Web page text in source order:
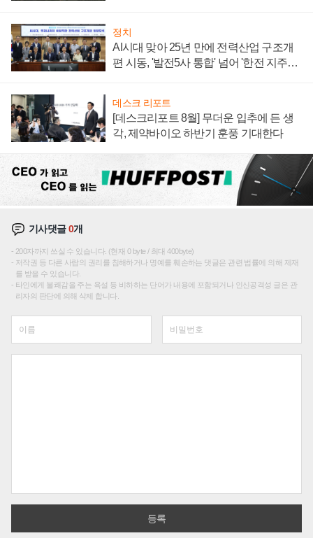
정치
AI시대 맞아 25년 만에 전력산업 구조개
편 시동, '발전5사 통합' 넘어 '한전 지주사'
데스크 리포트
[데스크리포트 8월] 무더운 입추에 든 생
각, 제약바이오 하반기 훈풍 기대한다
기사댓글0개
200자까지 쓰실 수 있습니다. (현재 0 byte / 최대 400byte)
저작권 등 다른 사람의 권리를 침해하거나 명예를 훼손하는 댓글은 관련 법률에 의해 제재
를 받을 수 있습니다.
타인에게 불쾌감을 주는 욕설 등 비하하는 단어가 내용에 포함되거나 인신공격성 글은 관
리자의 판단에 의해 삭제 합니다.